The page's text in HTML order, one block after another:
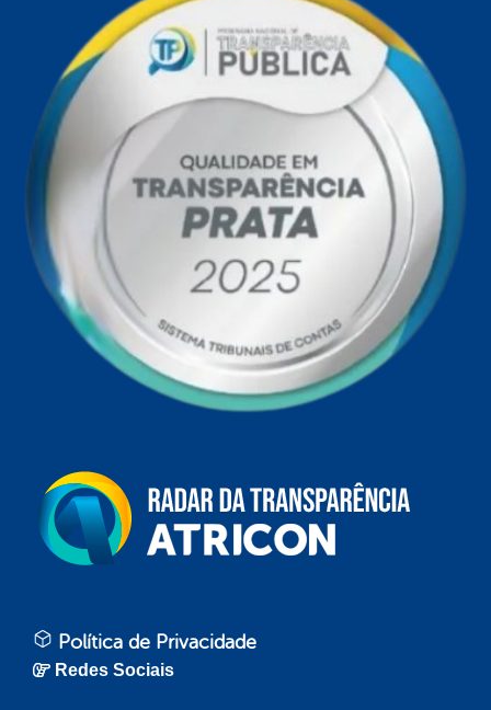
Política de Privacidade
Redes Sociais